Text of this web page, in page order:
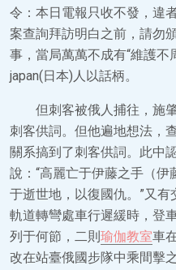
令：本日電報只收不發，違
案查詢拜訪明白之前，請勿
事，當局萬萬不成有“維護不
japan(日本)人以話柄。
但刺客被俄人捕往，施
刺客供詞。但他遍地想法，
關系搞到了刺客供詞。此中
說：“高麗亡于伊藤之手（
于逝世地，以復國仇。”又
軌道轉彎處車行遲緩時，登
列于何節，二則瑜伽教室車
改在站臺俄國步隊中乘間擊